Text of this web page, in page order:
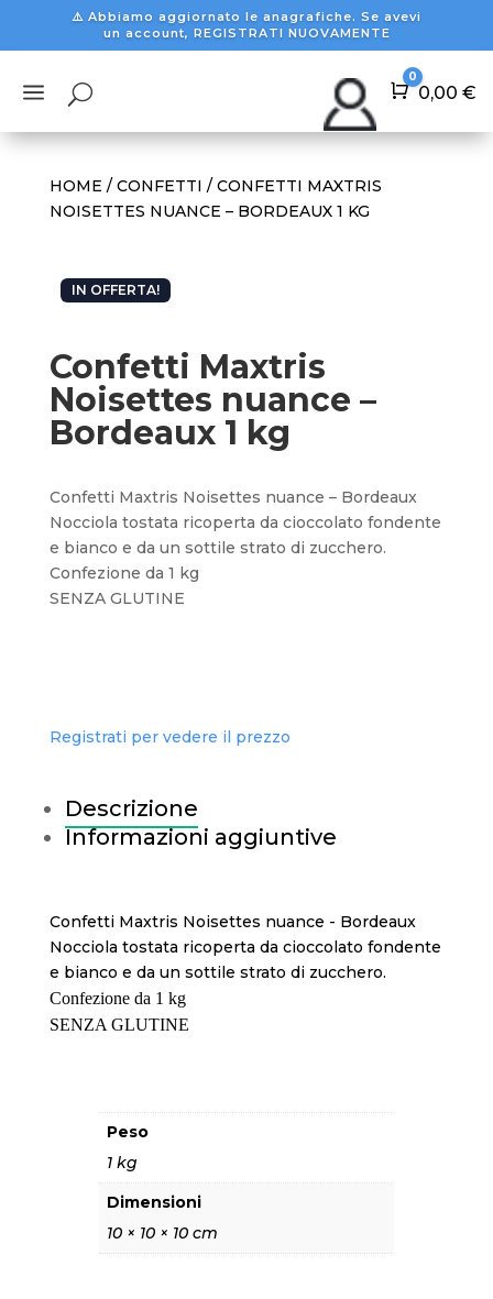
⚠️ Abbiamo aggiornato le anagrafiche. Se avevi
un account, REGISTRATI NUOVAMENTE
a U Carrello
0
0,00€
HOME / CONFETTI / CONFETTI MAXTRIS
NOISETTES NUANCE – BORDEAUX 1 KG
IN OFFERTA!
Confetti Maxtris
Noisettes nuance –
Bordeaux 1 kg
Confetti Maxtris Noisettes nuance – Bordeaux
Nocciola tostata ricoperta da cioccolato fondente
e bianco e da un sottile strato di zucchero.
Confezione da 1 kg
SENZA GLUTINE
Registrati per vedere il prezzo
Descrizione
Informazioni aggiuntive
Confetti Maxtris Noisettes nuance - Bordeaux
Nocciola tostata ricoperta da cioccolato fondente
e bianco e da un sottile strato di zucchero.
Confezione da 1 kg
SENZA GLUTINE
Peso
1 kg
Dimensioni
10 × 10 × 10 cm